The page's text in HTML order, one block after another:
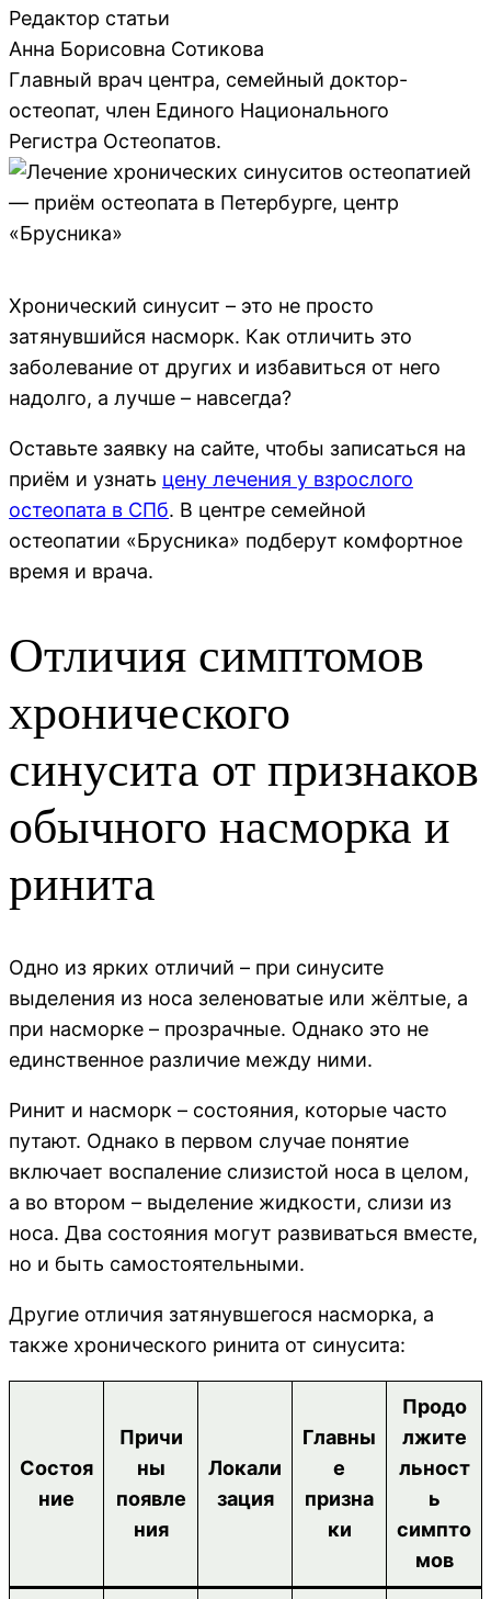
Редактор статьи
Анна Борисовна Сотикова
Главный врач центра, семейный доктор-
остеопат, член Единого Национального
Регистра Остеопатов.
Хронический синусит – это не просто
затянувшийся насморк. Как отличить это
заболевание от других и избавиться от него
надолго, а лучше – навсегда?
Оставьте заявку на сайте, чтобы записаться на
приём и узнать цену лечения у взрослого
остеопата в СПб. В центре семейной
остеопатии «Брусника» подберут комфортное
время и врача.
Отличия симптомов
хронического
синусита от признаков
обычного насморка и
ринита
Одно из ярких отличий – при синусите
выделения из носа зеленоватые или жёлтые, а
при насморке – прозрачные. Однако это не
единственное различие между ними.
Ринит и насморк – состояния, которые часто
путают. Однако в первом случае понятие
включает воспаление слизистой носа в целом,
а во втором – выделение жидкости, слизи из
носа. Два состояния могут развиваться вместе,
но и быть самостоятельными.
Другие отличия затянувшегося насморка, а
также хронического ринита от синусита:
Состоя
ние
Причи
ны
появле
ния
Локали
зация
Главны
е
призна
ки
Продо
лжите
льност
ь
симпто
мов